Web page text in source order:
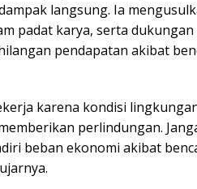
langsung. Ia
padat karya, serta dukungan
pendapatan akibat
karena kondisi
perlindungan.
beban ekonomi akibat